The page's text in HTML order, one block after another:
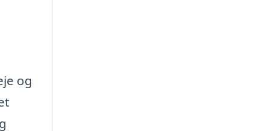
og